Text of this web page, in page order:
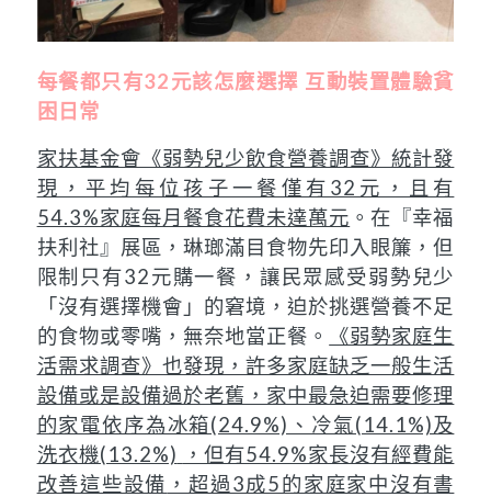
每餐都只有32元該怎麼選擇 互動裝置體驗貧
困日常
家扶基金會《弱勢兒少飲食營養調查》統計發
現，平均每位孩子一餐僅有32元，且有
54.3%家庭每月餐食花費未達萬元 。在『幸福
扶利社』展區，琳瑯滿目食物先印入眼簾，但
限制只有32元購一餐，讓民眾感受弱勢兒少
「沒有選擇機會」的窘境，迫於挑選營養不足
的食物或零嘴，無奈地當正餐。
《弱勢家庭生
活需求調查》也發現，許多家庭缺乏一般生活
設備或是設備過於老舊，家中最急迫需要修理
的家電依序為冰箱(24.9%)、冷氣(14.1%)及
洗衣機(13.2%)
，但有54.9%家長沒有經費能
改善這些設備 ，超過3成5的家庭家中沒有書